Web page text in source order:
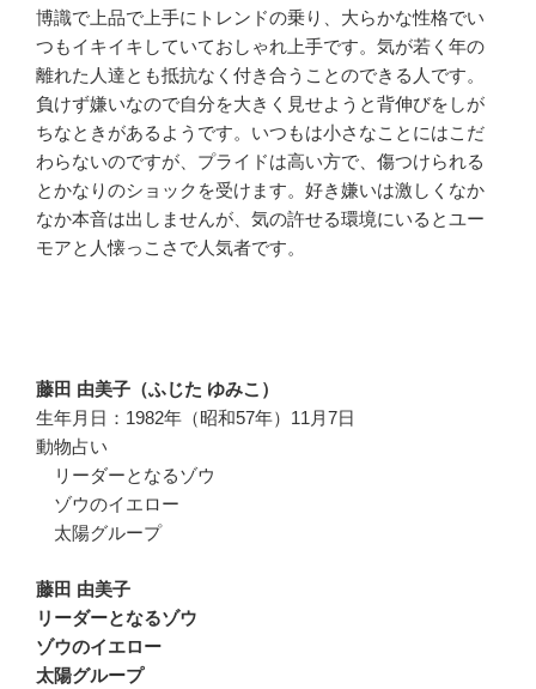
博識で上品で上手にトレンドの乗り、大らかな性格でい
つもイキイキしていておしゃれ上手です。気が若く年の
離れた人達とも抵抗なく付き合うことのできる人です。
負けず嫌いなので自分を大きく見せようと背伸びをしが
ちなときがあるようです。いつもは小さなことにはこだ
わらないのですが、プライドは高い方で、傷つけられる
とかなりのショックを受けます。好き嫌いは激しくなか
なか本音は出しませんが、気の許せる環境にいるとユー
モアと人懐っこさで人気者です。
藤田 由美子（ふじた ゆみこ）
生年月日：1982年（昭和57年）11月7日
動物占い
リーダーとなるゾウ
ゾウのイエロー
太陽グループ
藤田 由美子
リーダーとなるゾウ
ゾウのイエロー
太陽グループ